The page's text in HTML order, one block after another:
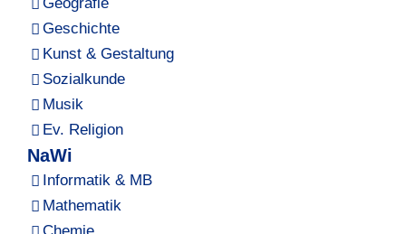
Geografie
Geschichte
Kunst & Gestaltung
Sozialkunde
Musik
Ev. Religion
NaWi
Informatik & MB
Mathematik